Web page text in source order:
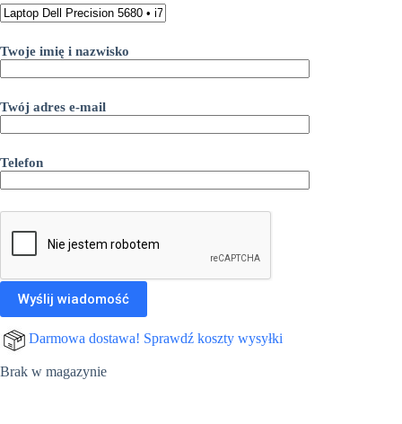
5.999,00 zł.
4.999,00 zł.
Twoje imię i nazwisko
Twój adres e-mail
Telefon
Darmowa dostawa! Sprawdź koszty wysyłki
Brak w magazynie